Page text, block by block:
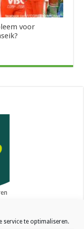
service te optimaliseren.
voor